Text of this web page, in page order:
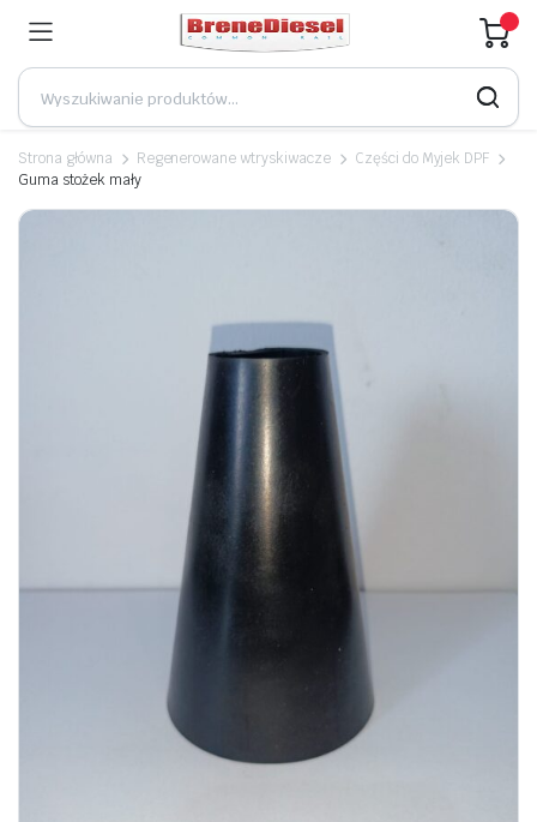
Strona główna Regenerowane wtryskiwacze
Części do Myjek DPF
Guma stożek mały